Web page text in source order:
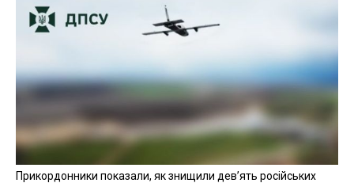
Прикордонники показали, як знищили девʼять російських